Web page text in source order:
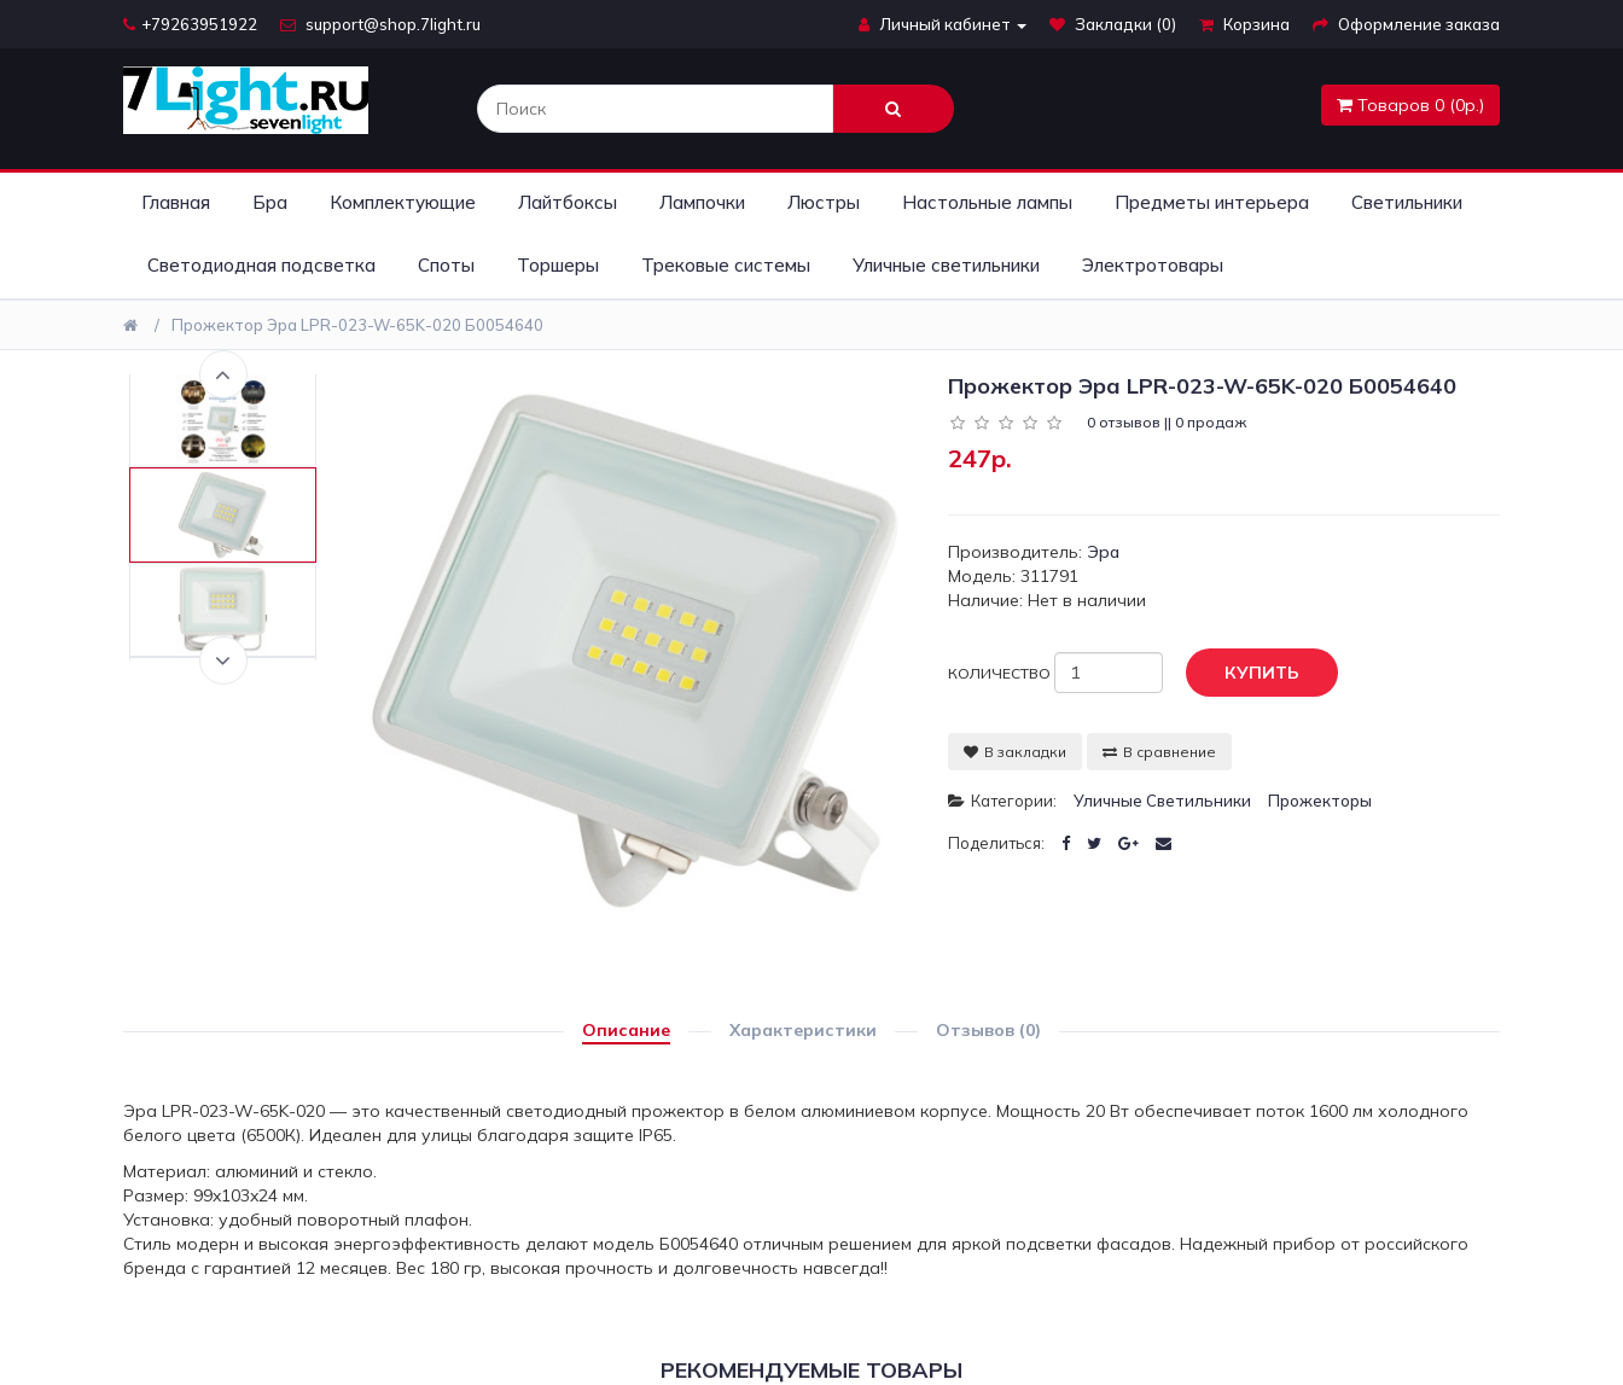
+79263951922 support@shop.7light.ru Личный кабинет Закладки (0) Корзина Оформление заказа
Товаров 0 (0р.)
Главная Бра Комплектующие Лайтбоксы Лампочки Люстры Настольные лампы Предметы интерьера Светильники
Светодиодная подсветка Споты Торшеры Трековые системы Уличные светильники Электротовары
Прожектор Эра LPR-023-W-65K-020 Б0054640
Прожектор Эра LPR-023-W-65K-020 Б0054640
0 отзывов || 0 продаж
247р.
Производитель: Эра
Модель: 311791
Наличие: Нет в наличии
КОЛИЧЕСТВО КУПИТЬ
В закладки В сравнение
Категории: Уличные Светильники Прожекторы
Поделиться:
Описание Характеристики Отзывов (0)
Эра LPR-023-W-65K-020 — это качественный светодиодный прожектор в белом алюминиевом корпусе. Мощность 20 Вт обеспечивает поток 1600 лм холодного
белого цвета (6500К). Идеален для улицы благодаря защите IP65.
Материал: алюминий и стекло.
Размер: 99x103x24 мм.
Установка: удобный поворотный плафон.
Стиль модерн и высокая энергоэффективность делают модель Б0054640 отличным решением для яркой подсветки фасадов. Надежный прибор от российского
бренда с гарантией 12 месяцев. Вес 180 гр, высокая прочность и долговечность навсегда!!
РЕКОМЕНДУЕМЫЕ ТОВАРЫ